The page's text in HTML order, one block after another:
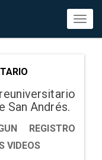
San Andrés.
REGISTRO
VIDEOS